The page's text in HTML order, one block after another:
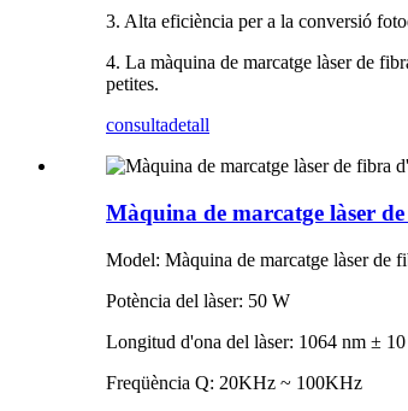
3. Alta eficiència per a la conversió
4. La màquina de marcatge làser de
petites.
consultadetall
Màquina de marcatge làser
Model: Màquina de marcatge làser de
Potència del làser: 50 W
Longitud d'ona del làser: 1064 nm ±
Freqüència Q: 20KHz ~ 100KHz